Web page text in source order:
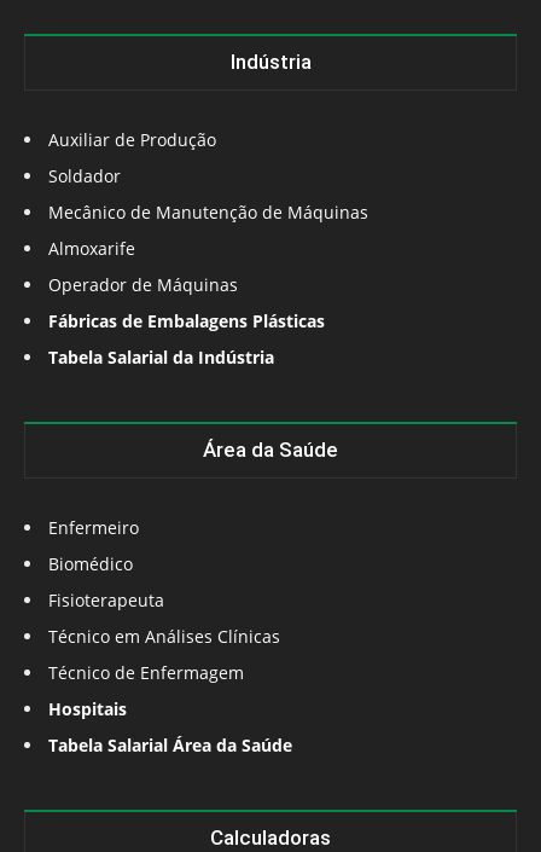
Indústria
Auxiliar de Produção
Soldador
Mecânico de Manutenção de Máquinas
Almoxarife
Operador de Máquinas
Fábricas de Embalagens Plásticas
Tabela Salarial da Indústria
Área da Saúde
Enfermeiro
Biomédico
Fisioterapeuta
Técnico em Análises Clínicas
Técnico de Enfermagem
Hospitais
Tabela Salarial Área da Saúde
Calculadoras